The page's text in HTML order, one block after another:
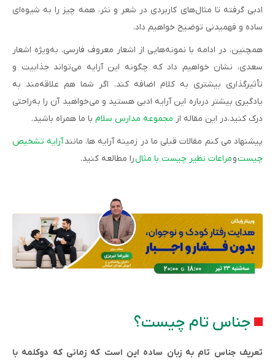
ادبی گرفته تا مثال‌های کاربردی در شعر و نثر، همه چیز را به شیوه‌ای
ساده و فهمیدنی توضیح خواهیم داد.
همچنین، در ادامه با نمونه‌هایی از اشعار معروف فارسی، به‌ویژه اشعار
سعدی، نشان خواهیم داد که چگونه این آرایه می‌تواند جذابیت و
تأثیرگذاری بیشتری به کلام اضافه کند. اگر شما هم علاقه‌مند به
یادگیری بیشتر درباره این آرایه ادبی هستید و می‌خواهید آن را به‌راحتی
درک کنید،در این مقاله از مجموعه مدارس سلام با ما همراه باشید.
پیشنهاد می کنم مقالات قبلی ما در زمینه آرایه ها، مانندآرایه تشخیص
چیستومراعات نظیر چیست با مثالرا مطالعه کنید.
جناس تام چیست؟
تعریف جناس تام به زبان ساده این است که زمانی که دوکلمه با